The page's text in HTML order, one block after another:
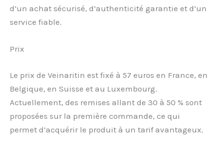
d’un achat sécurisé, d’authenticité garantie et d’un
service fiable.
Prix
Le prix de Veinaritin est fixé à 57 euros en France, en
Belgique, en Suisse et au Luxembourg.
Actuellement, des remises allant de 30 à 50 % sont
proposées sur la première commande, ce qui
permet d’acquérir le produit à un tarif avantageux.